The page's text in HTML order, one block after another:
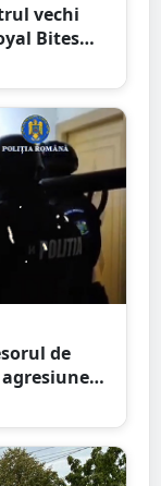
vechi
Bites
de